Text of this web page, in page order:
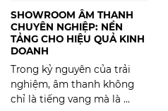
SHOWROOM ÂM THANH
CHUYÊN NGHIỆP: NỀN
TẢNG CHO HIỆU QUẢ KINH
DOANH
Trong kỷ nguyên của trải
nghiệm, âm thanh không
chỉ là tiếng vang mà là ...